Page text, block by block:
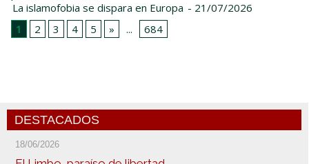
La islamofobia se dispara en Europa - 21/07/2026
1
2 3 4 5 » ... 684
DESTACADOS
18/06/2026